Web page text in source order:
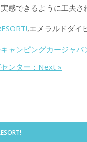
感できるように工夫さ
,エメラルドダイ
ャンピングカージャパ
ンター：Next »